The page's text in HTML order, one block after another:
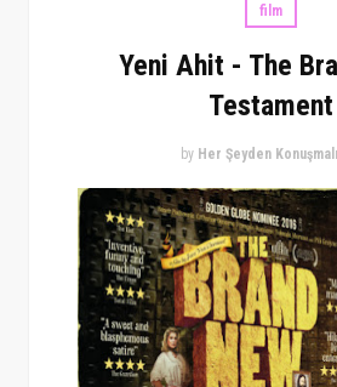
film
Yeni Ahit - The
Testament
by Her Şeyden Konuşmalı